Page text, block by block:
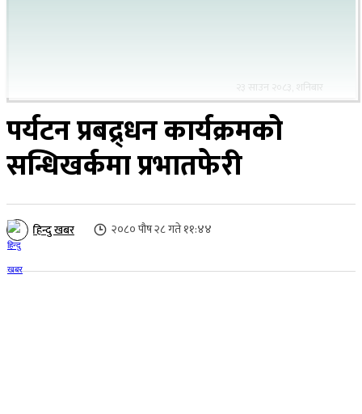
२३ साउन २०८३, शनिबार
पर्यटन प्रबद्र्धन कार्यक्रमको
सन्धिखर्कमा प्रभातफेरी
हिन्दु खबर २०८० पौष २८ गते ११:४४